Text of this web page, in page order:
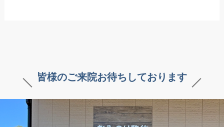
皆様のご来院お待ちしております